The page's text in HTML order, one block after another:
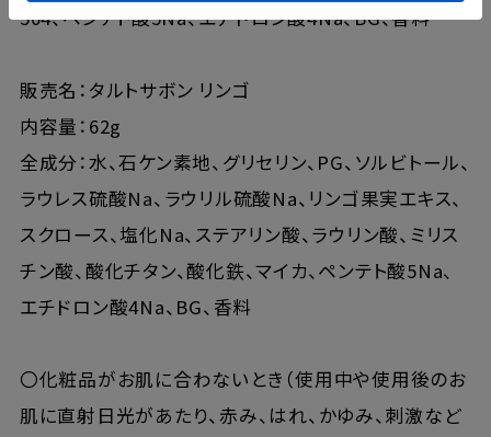
504、ペンテト酸5Na、エチドロン酸4Na、BG、香料
販売名：タルトサボン リンゴ
内容量：62g
全成分：水、石ケン素地、グリセリン、PG、ソルビトール、
ラウレス硫酸Na、ラウリル硫酸Na、リンゴ果実エキス、
スクロース、塩化Na、ステアリン酸、ラウリン酸、ミリス
チン酸、酸化チタン、酸化鉄、マイカ、ペンテト酸5Na、
エチドロン酸4Na、BG、香料
〇化粧品がお肌に合わないとき（使用中や使用後のお
肌に直射日光があたり、赤み、はれ、かゆみ、刺激など